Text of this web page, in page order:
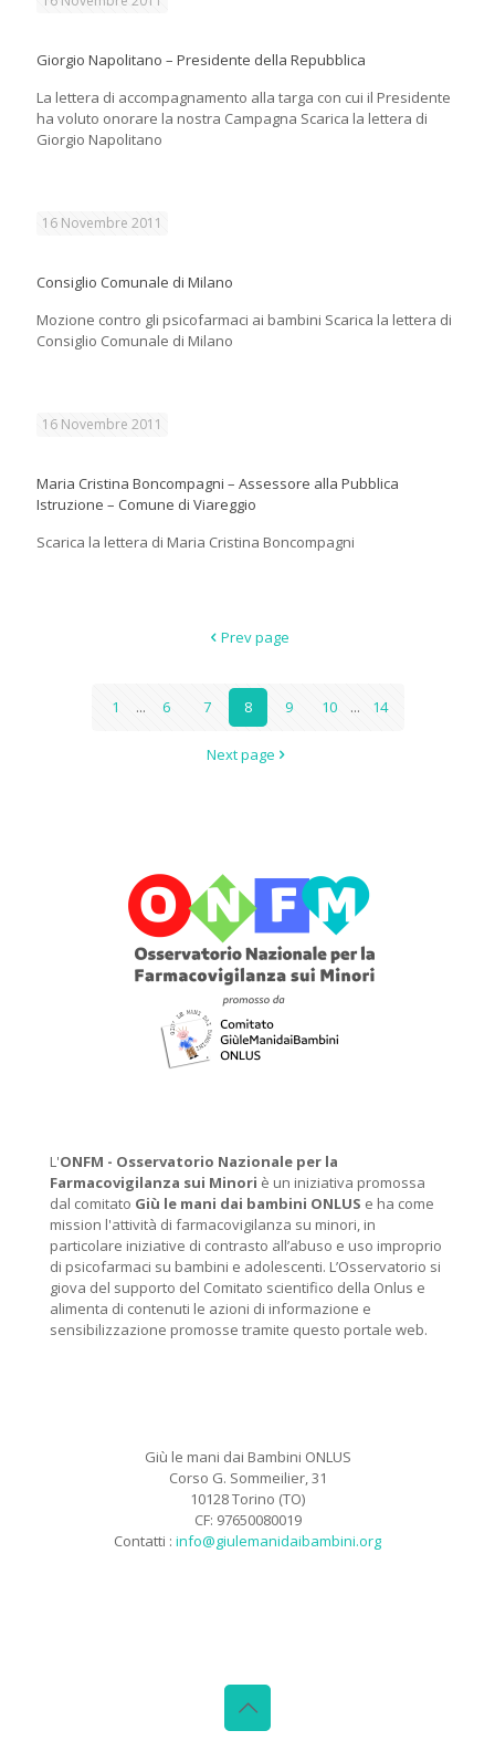
Giorgio Napolitano – Presidente della Repubblica
La lettera di accompagnamento alla targa con cui il Presidente
ha voluto onorare la nostra Campagna Scarica la lettera di
Giorgio Napolitano
16 Novembre 2011
Consiglio Comunale di Milano
Mozione contro gli psicofarmaci ai bambini Scarica la lettera di
Consiglio Comunale di Milano
16 Novembre 2011
Maria Cristina Boncompagni – Assessore alla Pubblica
Istruzione – Comune di Viareggio
Scarica la lettera di Maria Cristina Boncompagni
Prev page
1 ... 6 7 8 9 10 ... 14
Next page
L'ONFM - Osservatorio Nazionale per la
Farmacovigilanza sui Minori è un iniziativa promossa
dal comitato Giù le mani dai bambini ONLUS e ha come
mission l'attività di farmacovigilanza su minori, in
particolare iniziative di contrasto all’abuso e uso improprio
di psicofarmaci su bambini e adolescenti. L’Osservatorio si
giova del supporto del Comitato scientifico della Onlus e
alimenta di contenuti le azioni di informazione e
sensibilizzazione promosse tramite questo portale web.
Giù le mani dai Bambini ONLUS
Corso G. Sommeilier, 31
10128 Torino (TO)
CF: 97650080019
Contatti : info@giulemanidaibambini.org